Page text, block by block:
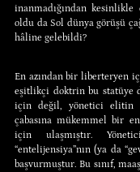
inanmadığından
oldu da Sol dünya görüşü
hâline gelebildi?
En azından bir liberteryen
eşitlikçi doktrin bu statüye
için değil, yönetici elitin
çabasına mükemmel bir
için ulaşmıştır.
“entelijensiya”nın (ya da
başvurmuştur. Bu sınıf,